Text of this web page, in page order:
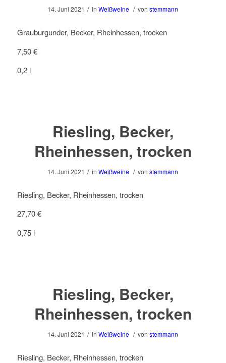
14. Juni 2021 / inWeißweine / vonstemmann
Grauburgunder, Becker, Rheinhessen, trocken
7,50 €
0,2 l
Riesling, Becker,
Rheinhessen, trocken
14. Juni 2021 / inWeißweine / vonstemmann
Riesling, Becker, Rheinhessen, trocken
27,70 €
0,75 l
Riesling, Becker,
Rheinhessen, trocken
14. Juni 2021 / inWeißweine / vonstemmann
Riesling, Becker, Rheinhessen, trocken